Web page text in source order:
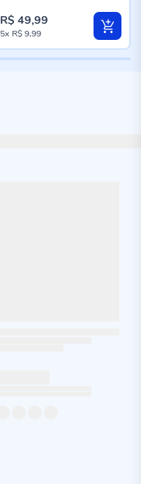
R$ 49,99
5x R$ 9,99